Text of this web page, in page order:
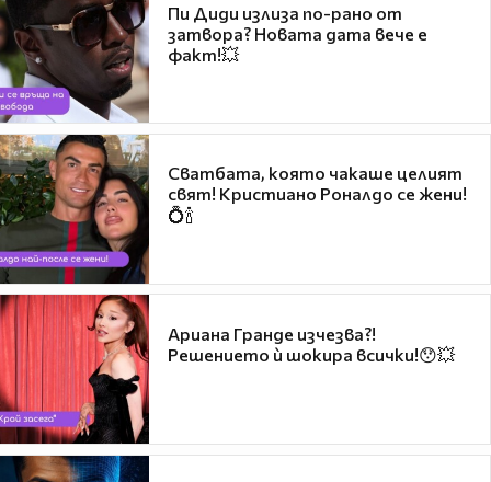
Пи Диди излиза по-рано от
затвора? Новата дата вече е
факт!💥
Сватбата, която чакаше целият
свят! Кристиано Роналдо се жени!
💍🍾
Ариана Гранде изчезва?!
Решението ѝ шокира всички!😯💥